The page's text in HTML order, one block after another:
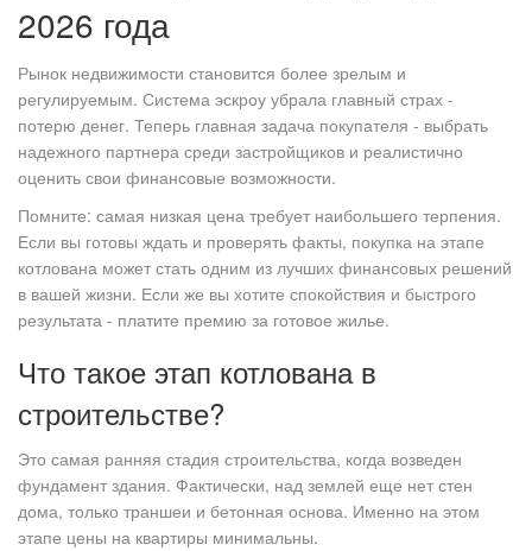
2026 года
Рынок недвижимости становится более зрелым и
регулируемым. Система эскроу убрала главный страх -
потерю денег. Теперь главная задача покупателя - выбрать
надежного партнера среди застройщиков и реалистично
оценить свои финансовые возможности.
Помните: самая низкая цена требует наибольшего терпения.
Если вы готовы ждать и проверять факты, покупка на этапе
котлована может стать одним из лучших финансовых решений
в вашей жизни. Если же вы хотите спокойствия и быстрого
результата - платите премию за готовое жилье.
Что такое этап котлована в
строительстве?
Это самая ранняя стадия строительства, когда возведен
фундамент здания. Фактически, над землей еще нет стен
дома, только траншеи и бетонная основа. Именно на этом
этапе цены на квартиры минимальны.